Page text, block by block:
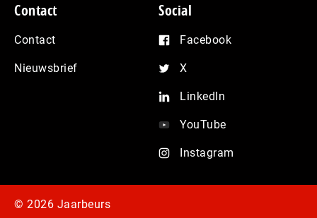
Contact
Contact
Nieuwsbrief
Social
Facebook
X
LinkedIn
YouTube
Instagram
© 2026 Jaarbeurs